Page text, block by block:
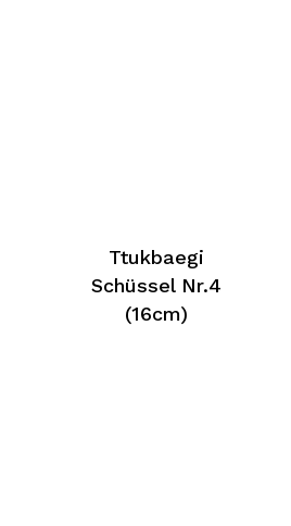
Ttukbaegi
Schüssel Nr.4
(16cm)